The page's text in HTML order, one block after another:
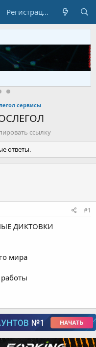
Регистрация
сервисы
ссылку
ответы.
#1
ДИКТОВКИ
мира